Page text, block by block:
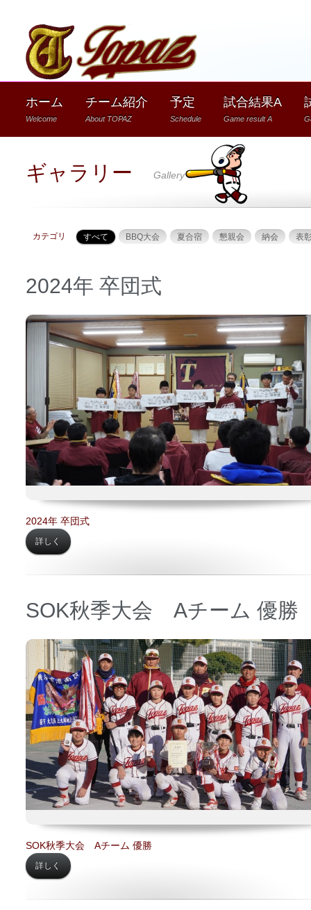
ホーム
Welcome
チーム紹介
About TOPAZ
予定
Schedule
試合結果A
Game result A
ギャラリー Gallery
カテゴリ すべて BBQ大会 夏合宿 懇親会 納会 表
2024年 卒団式
日時 【2024年02月25日】
2024年 卒団式
詳しく
SOK秋季大会 Aチーム 優勝
日時 【2024年01月08日】
場所 【桜岡小学校】
SOK秋季大会 Aチーム 優勝
詳しく